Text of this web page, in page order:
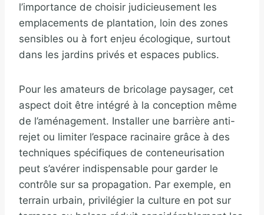
l’importance de choisir judicieusement les
emplacements de plantation, loin des zones
sensibles ou à fort enjeu écologique, surtout
dans les jardins privés et espaces publics.
Pour les amateurs de bricolage paysager, cet
aspect doit être intégré à la conception même
de l’aménagement. Installer une barrière anti-
rejet ou limiter l’espace racinaire grâce à des
techniques spécifiques de conteneurisation
peut s’avérer indispensable pour garder le
contrôle sur sa propagation. Par exemple, en
terrain urbain, privilégier la culture en pot sur